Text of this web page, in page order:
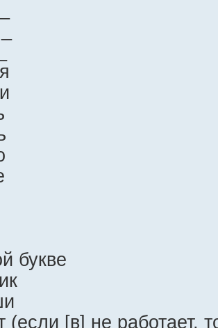
букве
(если [в] не работает,